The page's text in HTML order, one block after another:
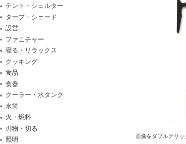
画像をダブルクリ
テント・シェルター
タープ・シェード
設営
ファニチャー
寝る・リラックス
クッキング
食品
食器
クーラー・水タンク
水筒
火・燃料
刃物・切る
照明